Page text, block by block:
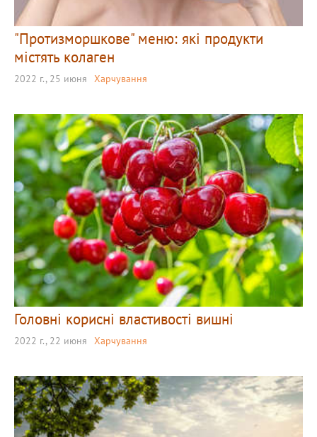
"Протизморшкове" меню: які продукти
містять колаген
2022 г., 25 июня Харчування
Головні корисні властивості вишні
2022 г., 22 июня Харчування